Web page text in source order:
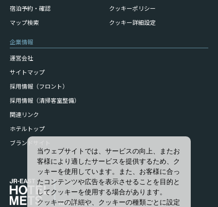
宿泊予約・確認
マップ検索
クッキーポリシー
クッキー詳細設定
企業情報
運営会社
サイトマップ
採用情報（フロント）
採用情報（清掃客室整備）
関連リンク
ホテルトップ
ブランドサイト
当ウェブサイトでは、サービスの向上、またお
客様により適したサービスを提供するため、ク
ッキーを使用しています。また、お客様に合っ
たコンテンツや広告を表示させることを目的と
してクッキーを使用する場合があります。
クッキーの詳細や、クッキーの種類ごとに設定